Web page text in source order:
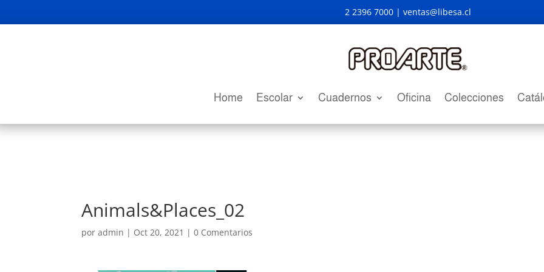
2 2396 7000 | ventas@libesa.cl
Home Escolar Cuadernos Oficina Colecciones
Animals&Places_02
poradmin | Oct 20, 2021 |0 Comentarios